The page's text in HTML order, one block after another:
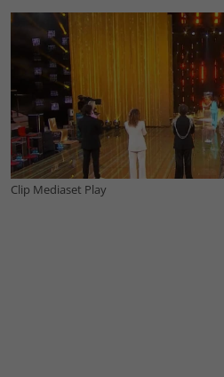
Clip Mediaset Play